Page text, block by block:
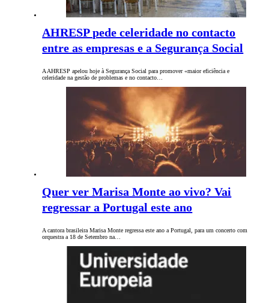
AHRESP pede celeridade no contacto
entre as empresas e a Segurança Social
A AHRESP apelou hoje à Segurança Social para promover «maior eficiência e
celeridade na gestão de problemas e no contacto…
Quer ver Marisa Monte ao vivo? Vai
regressar a Portugal este ano
A cantora brasileira Marisa Monte regressa este ano a Portugal, para um concerto com
orquestra a 18 de Setembro na…